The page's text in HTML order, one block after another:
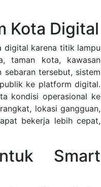
Kota Digital
digital karena titik lampu
taman kota, kawasan
sebaran tersebut, sistem
ke platform digital.
kondisi operasional ke
lokasi gangguan,
bekerja lebih cepat,
Smart